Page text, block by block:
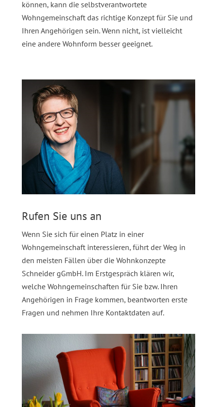
können, kann die selbstverantwortete
Wohngemeinschaft das richtige Konzept für Sie und
Ihren Angehörigen sein. Wenn nicht, ist vielleicht
eine andere Wohnform besser geeignet.
Rufen Sie uns an
Wenn Sie sich für einen Platz in einer
Wohngemeinschaft interessieren, führt der Weg in
den meisten Fällen über die Wohnkonzepte
Schneider gGmbH. Im Erstgespräch klären wir,
welche Wohngemeinschaften für Sie bzw. Ihren
Angehörigen in Frage kommen, beantworten erste
Fragen und nehmen Ihre Kontaktdaten auf.